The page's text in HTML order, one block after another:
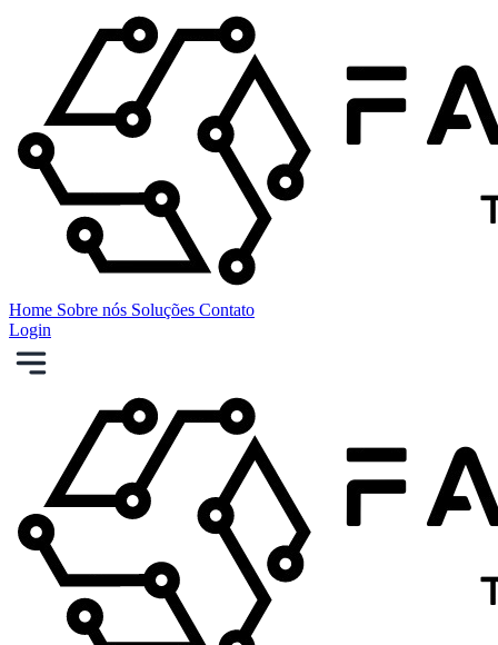
Home Sobre nós Soluções Contato
Login